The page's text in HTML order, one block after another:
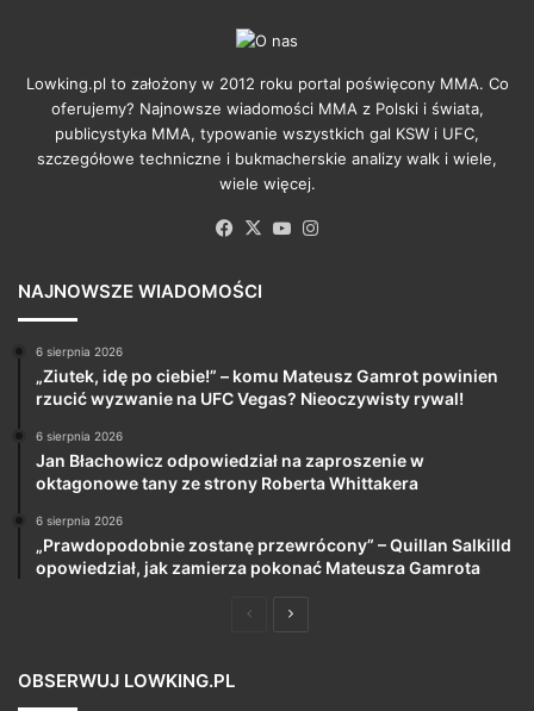
Lowking.pl to założony w 2012 roku portal poświęcony MMA. Co
oferujemy? Najnowsze wiadomości MMA z Polski i świata,
publicystyka MMA, typowanie wszystkich gal KSW i UFC,
szczegółowe techniczne i bukmacherskie analizy walk i wiele,
wiele więcej.
Facebook
X YouTube
NAJNOWSZE WIADOMOŚCI
6 sierpnia 2026
„Ziutek, idę po ciebie!” – komu Mateusz Gamrot powinien
rzucić wyzwanie na UFC Vegas? Nieoczywisty rywal!
6 sierpnia 2026
Jan Błachowicz odpowiedział na zaproszenie w
oktagonowe tany ze strony Roberta Whittakera
6 sierpnia 2026
„Prawdopodobnie zostanę przewrócony” – Quillan Salkilld
opowiedział, jak zamierza pokonać Mateusza Gamrota
PoprzedniaNastępna
OBSERWUJ LOWKING.PL